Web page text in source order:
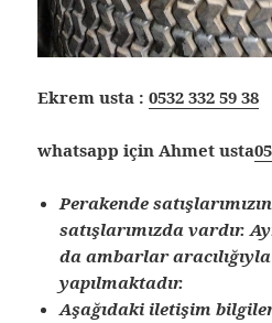
Ekrem usta :0532 332 59 38
whatsapp için Ahmet usta
Perakende
satışlarımızda vardır.
da ambarlar
yapılmaktadır.
Aşağıdaki iletişim